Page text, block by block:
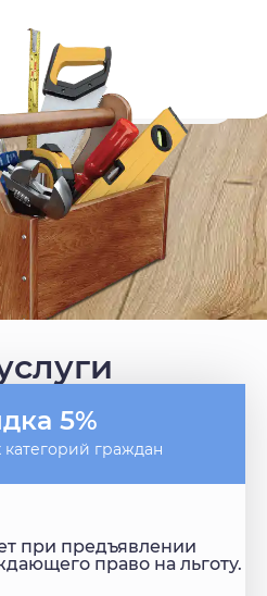
5%
категорий граждан
при предъявлении
право на льготу.